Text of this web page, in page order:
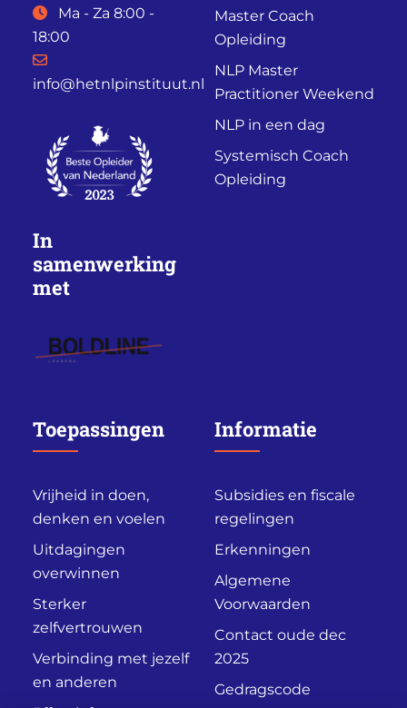
Ma - Za 8:00 -
18:00
info@hetnlpinstituut.nl
In
samenwerking
met
Master Coach
Opleiding
NLP Master
Practitioner Weekend
NLP in een dag
Systemisch Coach
Opleiding
Toepassingen
Vrijheid in doen,
denken en voelen
Uitdagingen
overwinnen
Sterker
zelfvertrouwen
Verbinding met jezelf
en anderen
Informatie
Subsidies en fiscale
regelingen
Erkenningen
Algemene
Voorwaarden
Contact oude dec
2025
Gedragscode